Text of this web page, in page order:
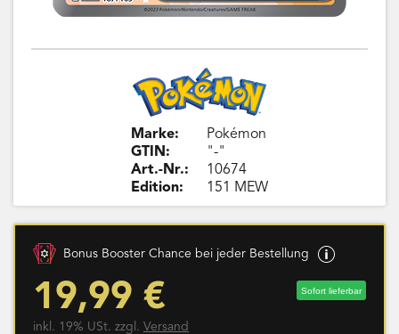
Marke:
GTIN:
Art.-Nr.:
Edition:
Pokémon
"-"
10674
151 MEW
Bonus Booster Chance bei jeder Bestellung
19,99 € Sofort lieferbar
inkl. 19% USt. zzgl. Versand